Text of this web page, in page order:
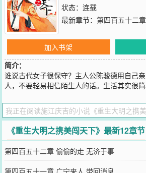
状态：连载
最新章节： 第四百五十二
加入书架
简介：
谁说古代女子很保守？主人公陈骏德用自己
人，不要轻易相信陌生人的话。生活其实很
皇后谈谈未来。皇太极，学武术的啊？李自
桂，哪三块贵？尽在主人公陈骏德股掌之间
虏，其中不乏兄弟义气，儿女情长，且看主
如何醒掌天下权，醉卧美人膝！一段香艳人
您要是觉得《
重生大明之携美闯天下
群和微博微信里的朋友推荐哦！
《重生大明之携美闯天下》最新12章节
第四百五十二章 偷偷的走 无济于事
第四百五十一章 广宁来人 带回消息